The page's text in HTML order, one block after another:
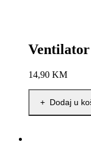
14,90 KM
+ Dodaj u